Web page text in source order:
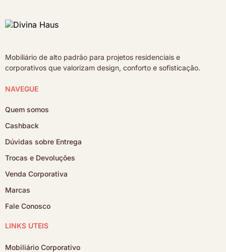
Mobiliário de alto padrão para projetos residenciais e
corporativos que valorizam design, conforto e sofisticação.
NAVEGUE
Quem somos
Cashback
Dúvidas sobre Entrega
Trocas e Devoluções
Venda Corporativa
Marcas
Fale Conosco
LINKS ÚTEIS
Mobiliário Corporativo